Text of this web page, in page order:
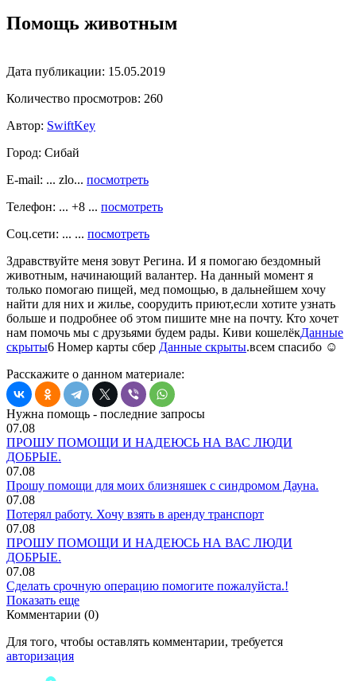
Помощь животным
Дата публикации: 15.05.2019
Количество просмотров: 260
Автор: SwiftKey
Город: Сибай
E-mail: ... zlo... посмотреть
Телефон: ... +8 ... посмотреть
Соц.сети: ... ... посмотреть
Здравствуйте меня зовут Регина. И я помогаю бездомный
животным, начинающий валантер. На данный момент я
только помогаю пищей, мед помощью, в дальнейшем хочу
найти для них и жилье, соорудить приют,если хотите узнать
больше и подробнее об этом пишите мне на почту. Кто хочет
нам помочь мы с друзьями будем рады. Киви кошелёкДанные
скрыты6 Номер карты сбер Данные скрыты.всем спасибо ☺️
Расскажите о данном материале:
Нужна помощь - последние запросы
07.08
ПРОШУ ПОМОЩИ И НАДЕЮСЬ НА ВАС ЛЮДИ
ДОБРЫЕ.
07.08
Прошу помощи для моих близняшек с синдромом Дауна.
07.08
Потерял работу. Хочу взять в аренду транспорт
07.08
ПРОШУ ПОМОЩИ И НАДЕЮСЬ НА ВАС ЛЮДИ
ДОБРЫЕ.
07.08
Сделать срочную операцию помогите пожалуйста.!
Показать еще
Комментарии (0)
Для того, чтобы оставлять комментарии, требуется
авторизация